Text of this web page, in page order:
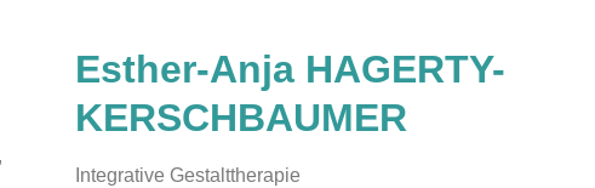
Esther-Anja HAGERTY-
KERSCHBAUMER
Integrative Gestalttherapie